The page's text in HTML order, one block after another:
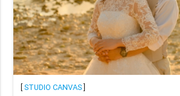
[STUDIO CANVAS]
ainowa限定
検索する(400 plans)